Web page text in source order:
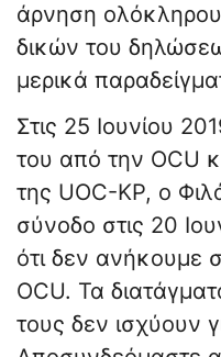
άρνηση
δικών του
μερικά
Στις 25 Ιουνίου
του από την OCU
της UOC-KP, ο
σύνοδο στις 20
ότι δεν ανήκουμε
OCU. Τα
τους δεν ισχύουν